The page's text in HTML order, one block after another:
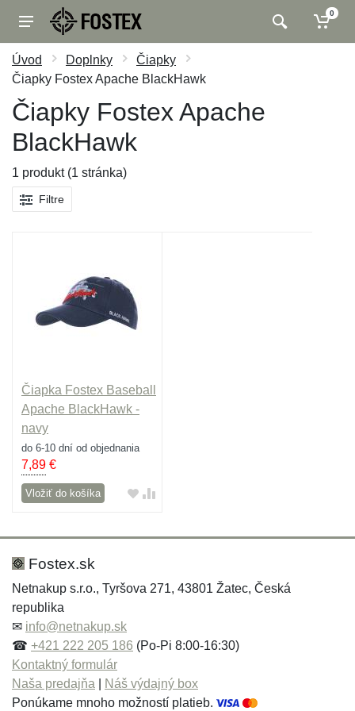
0
Úvod Doplnky
Čiapky
Čiapky Fostex Apache BlackHawk
Čiapky Fostex Apache
BlackHawk
1 produkt (1 stránka)
Filtre
Čiapka Fostex Baseball
Apache BlackHawk -
navy
do 6-10 dní od objednania
7,89 €
Vložiť do košíka
Fostex.sk
Netnakup s.r.o., Tyršova 271, 43801 Žatec, Česká
republika
✉ info@netnakup.sk
☎ +421 222 205 186 (Po-Pi 8:00-16:30)
Kontaktný formulár
Naša predajňa
Náš výdajný box
Ponúkame mnoho možností platieb.